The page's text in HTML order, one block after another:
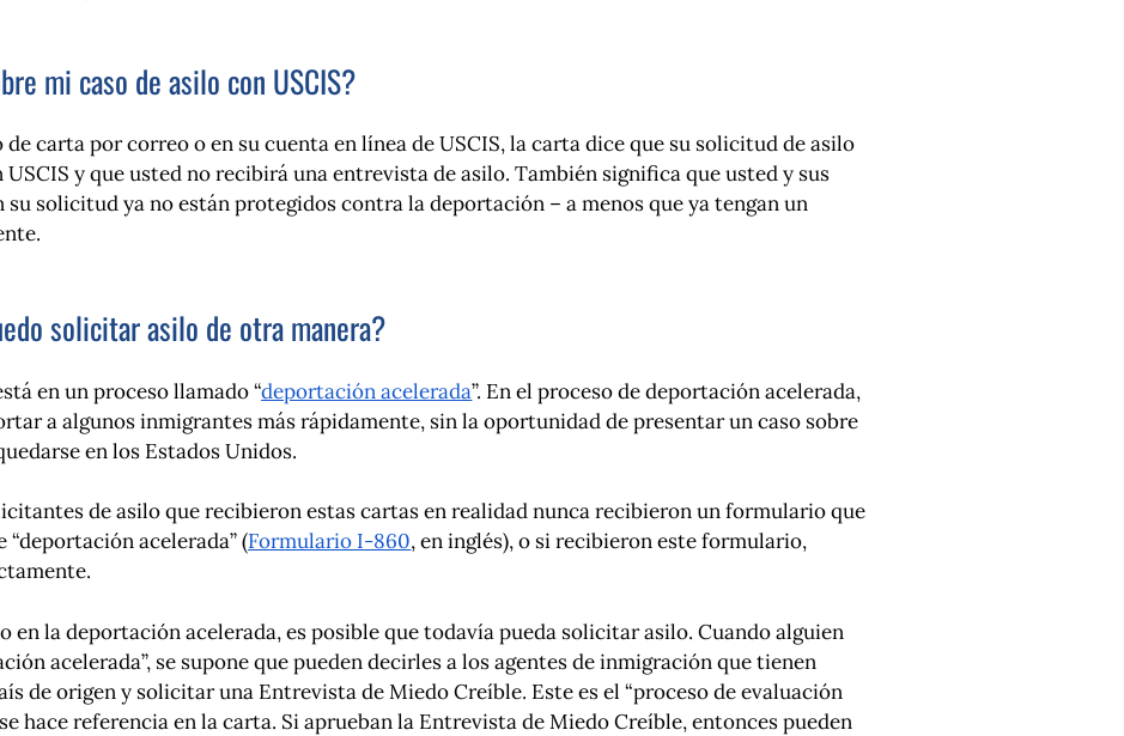
mi caso de asilo con USCIS?
carta por correo o en su cuenta en línea de USCIS, la carta dice que su solicitud de asilo
y que usted no recibirá una entrevista de asilo. También significa que usted y sus
solicitud ya no están protegidos contra la deportación – a menos que ya tengan un
solicitar asilo de otra manera?
en un proceso llamado “deportación acelerada”. En el proceso de deportación acelerada,
a algunos inmigrantes más rápidamente, sin la oportunidad de presentar un caso sobre
en los Estados Unidos.
de asilo que recibieron estas cartas en realidad nunca recibieron un formulario que
“deportación acelerada” (Formulario I-860, en inglés), o si recibieron este formulario,
en la deportación acelerada, es posible que todavía pueda solicitar asilo.Cuando alguien
acelerada”, se supone que pueden decirles a los agentes de inmigración que tienen
de origen y solicitar una Entrevista de Miedo Creíble. Este es el “proceso de evaluación
hace referencia en la carta. Si aprueban la Entrevista de Miedo Creíble, entonces pueden